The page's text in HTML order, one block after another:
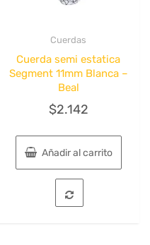
Cuerdas
Cuerda semi estatica
Segment 11mm Blanca –
Beal
$2.142
Añadir al carrito